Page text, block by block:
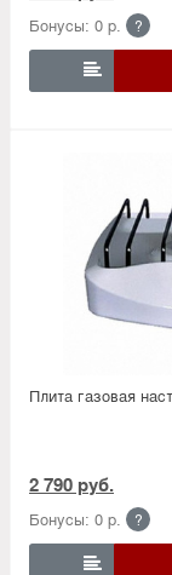
Бонусы: 0 р. ?

Плита газовая
2 790 руб.
Бонусы: 0 р. ?
